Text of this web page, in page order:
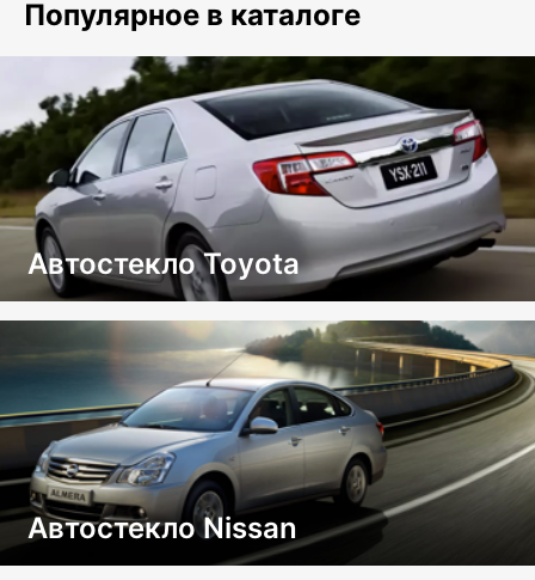
Популярное в каталоге
Автостекло Toyota
Автостекло Nissan